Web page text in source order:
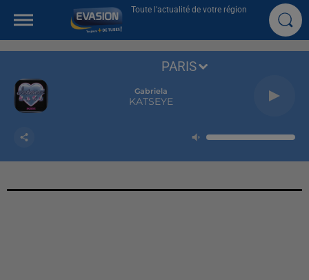
Toute l'actualité de votre région
Gabriela
KATSEYE
PARIS